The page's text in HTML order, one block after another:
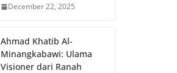
December 22, 2025
Ahmad Khatib Al-
Minangkabawi: Ulama
Visioner dari Ranah